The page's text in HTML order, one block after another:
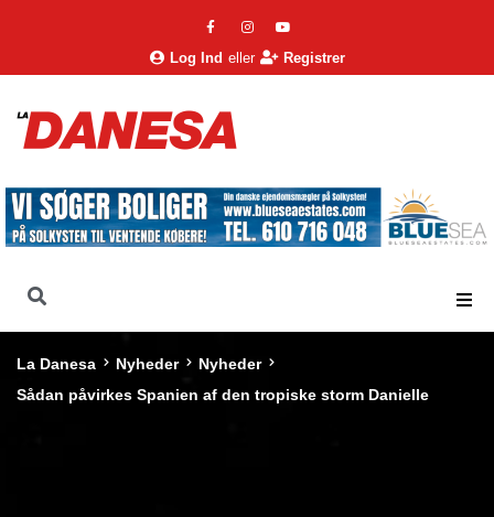
Log Ind eller Registrer
La Danesa Nyheder
Nyheder
Sådan påvirkes Spanien af den tropiske storm Danielle